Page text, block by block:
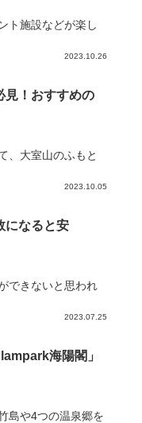
ト施設などが楽し
2023.10.26
見！おすすめの
、大室山のふもと
2023.10.05
になると安
できないと思われ
2023.07.25
海陽閣」
島や4つの温泉郷を